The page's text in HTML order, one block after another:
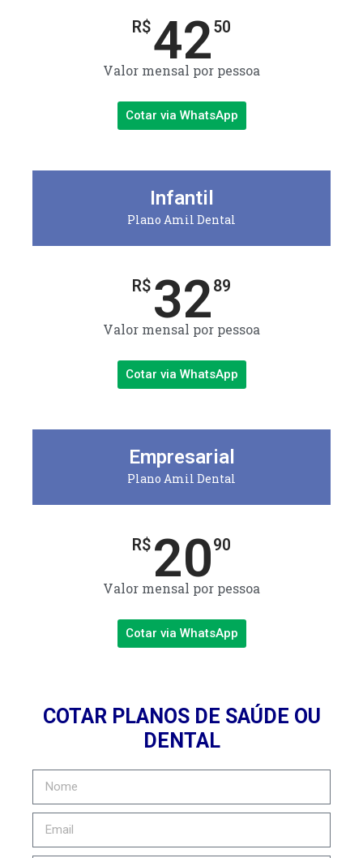
R$4250
Valor mensal por pessoa
Cotar via WhatsApp
Infantil
Plano Amil Dental
R$ 3289
Valor mensal por pessoa
Cotar via WhatsApp
Empresarial
Plano Amil Dental
R$ 2090
Valor mensal por pessoa
Cotar via WhatsApp
COTAR PLANOS DE SAÚDE OU
DENTAL